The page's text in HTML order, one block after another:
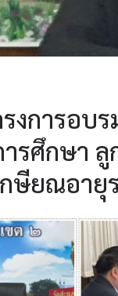
งการอบ
รศึกษา ลู
ษียณอายุ